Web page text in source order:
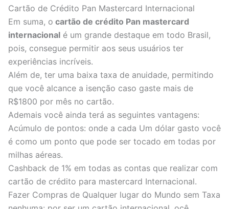
Cartão de Crédito Pan Mastercard Internacional
Em suma, o cartão de crédito Pan mastercard
internacional é um grande destaque em todo Brasil,
pois, consegue permitir aos seus usuários ter
experiências incríveis.
Além de, ter uma baixa taxa de anuidade, permitindo
que você alcance a isenção caso gaste mais de
R$1800 por mês no cartão.
Ademais você ainda terá as seguintes vantagens:
Acúmulo de pontos: onde a cada Um dólar gasto você
é como um ponto que pode ser tocado em todas por
milhas aéreas.
Cashback de 1% em todas as contas que realizar com
cartão de crédito para mastercard Internacional.
Fazer Compras de Qualquer lugar do Mundo sem Taxa